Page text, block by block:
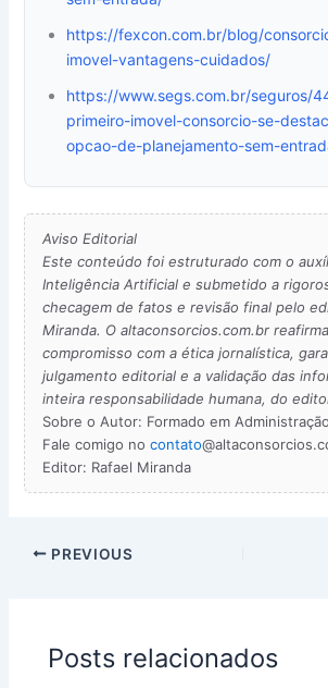
https://fexcon.com.br/blog/
imovel-vantagens-cuidados/
https://www.segs.com.br/seguros/
primeiro-imovel-consorcio-se-
opcao-de-planejamento-sem-
Aviso Editorial
Este conteúdo foi estruturado com o
Inteligência Artificial e submetido a
checagem de fatos e revisão final pelo
Miranda. O altaconsorcios.com.br
compromisso com a ética jornalística,
julgamento editorial e a validação das
inteira responsabilidade humana, do
Sobre o Autor: Formado em
Fale comigo nocontato
Editor: Rafael Miranda
PREVIOUS
Posts relacionados